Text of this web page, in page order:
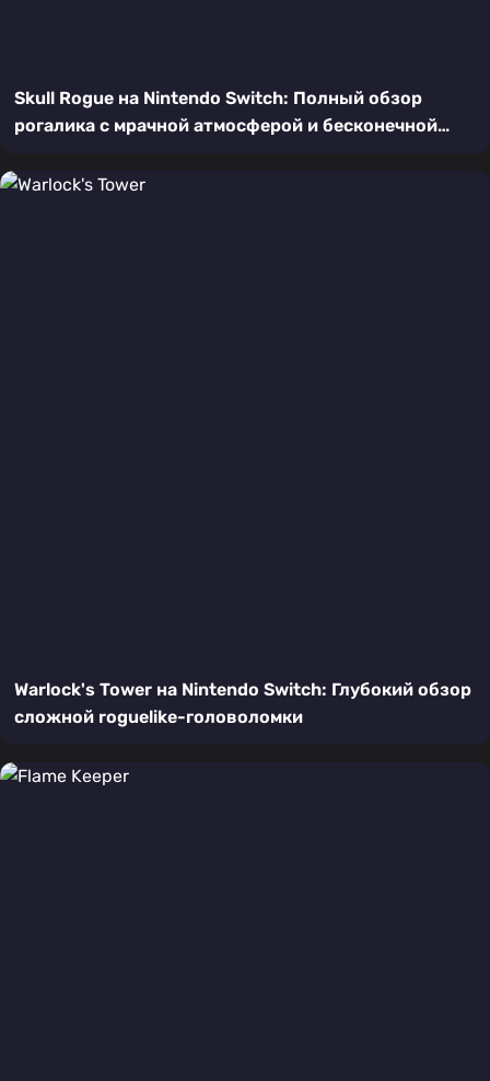
Skull Rogue на Nintendo Switch: Полный обзор
рогалика с мрачной атмосферой и бесконечной
Warlock's Tower на Nintendo Switch: Глубокий обзор
сложной roguelike-головоломки